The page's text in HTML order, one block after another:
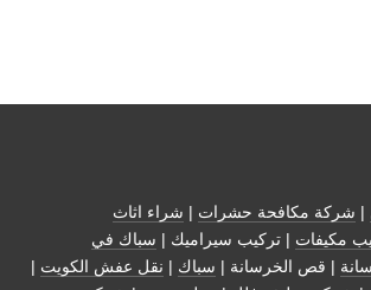
| شركة مكافحة حشرات | شراء اثاث
مكيفات | تركيب سيراميك | سباك في
| قص الخرسانة | سباك | نقل عفش الكويت |